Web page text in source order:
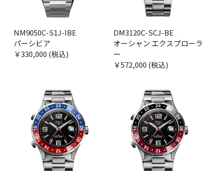
NM9050C-S1J-IBE
パーシビア
￥330,000 (税込)
DM3120C-SCJ-BE
オーシャン エクスプローラ
ー
￥572,000 (税込)